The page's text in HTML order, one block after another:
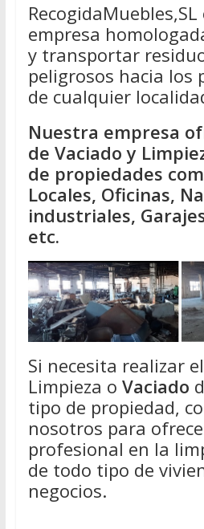
empresa
y transportar
peligrosos hacia los
de cualquier
Nuestra empresa
de Vaciado y
de propiedades
Locales, Oficinas,
industriales,
etc.
Si necesita realizar
Limpieza o Vaciado
tipo de propiedad,
nosotros para
profesional en la
de todo tipo de
negocios.